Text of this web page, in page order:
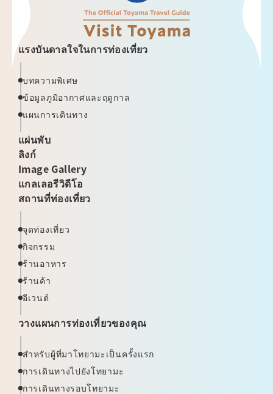
แรงบันดาลใจในการท่องเที่ยว
บทความพิเศษ
ข้อมูลภูมิอากาศและฤดูกาล
แผนการเดินทาง
แผ่นพับ
ลิงก์
Image Gallery
แกลเลอรีวิดีโอ
สถานที่ท่องเที่ยว
จุดท่องเที่ยว
กิจกรรม
ร้านอาหาร
ร้านค้า
อีเวนต์
วางแผนการท่องเที่ยวของคุณ
สำหรับผู้ที่มาโทยามะเป็นครั้งแรก
การเดินทางไปยังโทยามะ
การเดินทางรอบโทยามะ